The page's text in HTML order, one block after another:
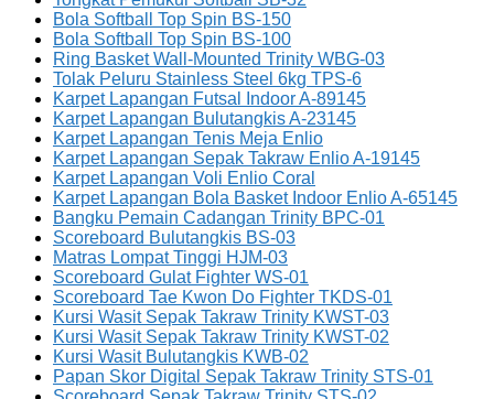
Bola Softball Top Spin BS-150
Bola Softball Top Spin BS-100
Ring Basket Wall-Mounted Trinity WBG-03
Tolak Peluru Stainless Steel 6kg TPS-6
Karpet Lapangan Futsal Indoor A-89145
Karpet Lapangan Bulutangkis A-23145
Karpet Lapangan Tenis Meja Enlio
Karpet Lapangan Sepak Takraw Enlio A-19145
Karpet Lapangan Voli Enlio Coral
Karpet Lapangan Bola Basket Indoor Enlio A-65145
Bangku Pemain Cadangan Trinity BPC-01
Scoreboard Bulutangkis BS-03
Matras Lompat Tinggi HJM-03
Scoreboard Gulat Fighter WS-01
Scoreboard Tae Kwon Do Fighter TKDS-01
Kursi Wasit Sepak Takraw Trinity KWST-03
Kursi Wasit Sepak Takraw Trinity KWST-02
Kursi Wasit Bulutangkis KWB-02
Papan Skor Digital Sepak Takraw Trinity STS-01